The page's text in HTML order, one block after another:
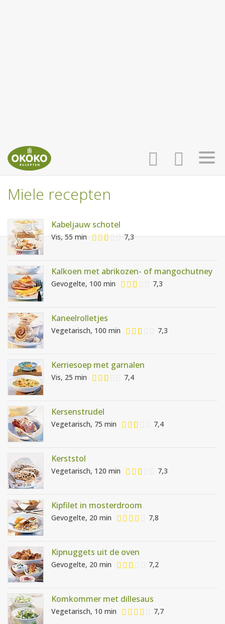
AANMELDEN
HOME
RECEPTEN
WEEKMENU'S
Miele recepten
Kabeljauw schotel
Vis, 55 min 7,3
Kalkoen met abrikozen- of mangochutney
Gevogelte, 100 min 7,3
Kaneelrolletjes
Vegetarisch, 100 min 7,3
Kerriesoep met garnalen
Vis, 25 min 7,4
Kersenstrudel
Vegetarisch, 75 min 7,4
Kerststol
Vegetarisch, 120 min 7,3
Kipfilet in mosterdroom
Gevogelte, 20 min 7,8
Kipnuggets uit de oven
Gevogelte, 20 min 7,2
Komkommer met dillesaus
Vegetarisch, 10 min 7,7